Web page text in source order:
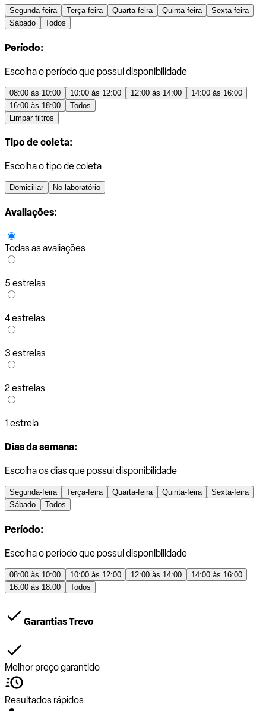
Segunda-feira Terça-feira Quarta-feira Quinta-feira
Sexta-feira
Sábado
Todos
Período:
Escolha o período que possui disponibilidade
08:00 às 10:00 10:00 às 12:00 12:00 às 14:00
14:00 às 16:00
16:00 às 18:00
Todos
Limpar filtros
Tipo de coleta:
Escolha o tipo de coleta
Domiciliar No laboratório
Avaliações:
Todas as avaliações
5 estrelas
4 estrelas
3 estrelas
2 estrelas
1 estrela
Dias da semana:
Escolha os dias que possui disponibilidade
Segunda-feira Terça-feira Quarta-feira Quinta-feira
Sexta-feira
Sábado
Todos
Período:
Escolha o período que possui disponibilidade
08:00 às 10:00 10:00 às 12:00 12:00 às 14:00
14:00 às 16:00
16:00 às 18:00
Todos
Garantias Trevo
Melhor preço garantido
Resultados rápidos